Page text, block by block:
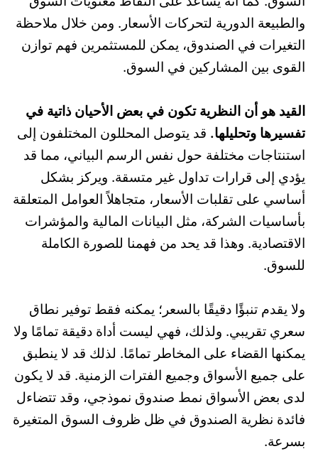
والطبيعة الدورية لتحركات الأسعار. ومن خلال ملاحظة
التغيرات في الصندوق، يمكن للمستثمرين فهم توازن
القوى بين المشاركين في السوق.
القيد هو أن النظرية تكون في بعض الأحيان ذاتية في
تفسيرها وتحليلها. قد يتوصل المحللون المختلفون إلى
استنتاجات مختلفة حول نفس الرسم البياني، مما قد
يؤدي إلى قرارات تداول غير متسقة. ويركز بشكل
أساسي على تقلبات الأسعار، متجاهلاً العوامل المتعلقة
بأساسيات الشركة، مثل البيانات المالية والمؤشرات
الاقتصادية. وهذا قد يحد من فهمنا للصورة الكاملة
للسوق.
ولا يقدم تنبؤًا دقيقًا بالسعر؛ يمكنه فقط توفير نطاق
سعري تقريبي. ولذلك، فهي ليست أداة دقيقة تمامًا ولا
يمكنها القضاء على المخاطر تمامًا. لذلك قد لا ينطبق
على جميع الأسواق وجميع الفترات الزمنية. قد لا يكون
لدى بعض الأسواق نمط صندوق نموذجي، وقد تتضاءل
فائدة نظرية الصندوق في ظل ظروف السوق المتغيرة
بسرعة.